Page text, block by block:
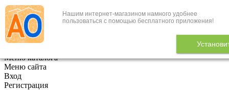
Нашим интернет-магазином намного удобнее
пользоваться с помощью бесплатного приложения!
+7 (495) 646-888-1
В корзине 0
Меню каталога
Меню сайта
Вход
Регистрация